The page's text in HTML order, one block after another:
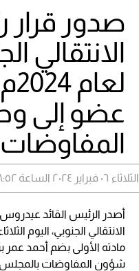
صدور
عضو إلى
الثلاثاء ٠٦ فبراير ٢٠٢٤ الساعة ٠٨:٥٢ مساءً
أصدر الرئيس القائد
مادته الأولى بضم أحمد
شؤون المفاوضات بالمجلس